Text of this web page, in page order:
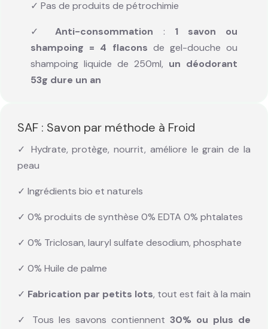
✓ Pas de produits de pétrochimie
✓Anti-consommation : 1 savon ou
shampoing = 4 flacons de gel-douche ou
shampoing liquide de 250ml, un déodorant
53g dure un an
SAF : Savon par méthode à Froid
✓ Hydrate, protège, nourrit, améliore le grain de la
peau
✓ Ingrédients bio et naturels
✓ 0% produits de synthèse 0% EDTA 0% phtalates
✓ 0% Triclosan, lauryl sulfate desodium, phosphate
✓ 0% Huile de palme
✓ Fabrication par petits lots, tout est fait à la main
✓ Tous les savons contiennent 30% ou plus de